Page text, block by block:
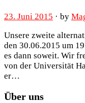
23. Juni 2015 · by
Unsere zweite
den 30.06.2015 um
es dann soweit. Wir
von der Universität
er…
Über uns